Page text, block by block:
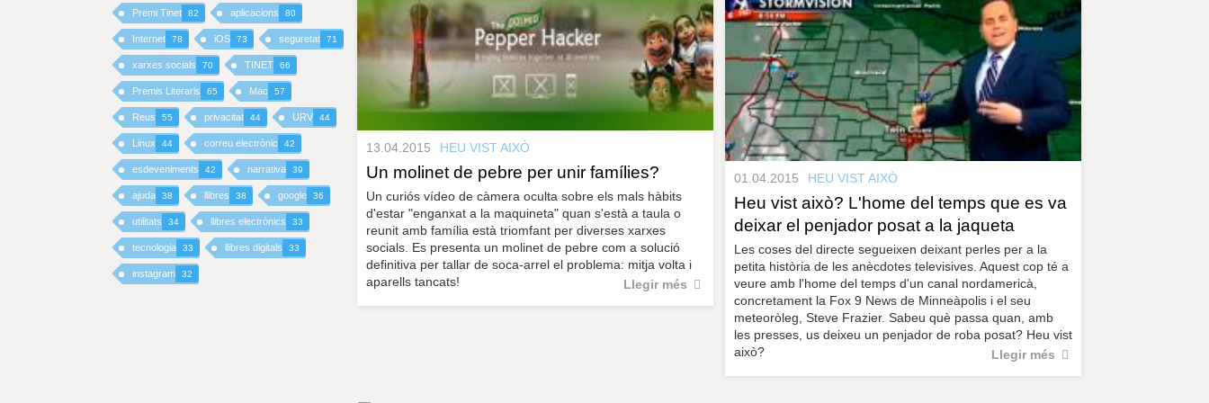
r
a
u
l
e
c
l
I
N
C
I
P
A
L
13.04.2015 HEU VIST AIXÒ
Un molinet de pebre per unir famílies?
Un curiós vídeo de càmera oculta sobre els mals hàbits
d'estar "enganxat a la maquineta" quan s'està a taula o
reunit amb família està triomfant per diverses xarxes
socials. Es presenta un molinet de pebre com a solució
definitiva per tallar de soca-arrel el problema: mitja volta i
aparells tancats!
Llegir més
01.04.2015 HEU VIST AIXÒ
Heu vist això? L'home del temps que es va
deixar el penjador posat a la jaqueta
Les coses del directe segueixen deixant perles per a la
petita història de les anècdotes televisives. Aquest cop té a
veure amb l'home del temps d'un canal nordamericà,
concretament la Fox 9 News de Minneàpolis i el seu
meteoròleg, Steve Frazier. Sabeu què passa quan, amb
les presses, us deixeu un penjador de roba posat? Heu vist
això?
Llegir més
Premi Tinet 82 aplicacions 80
Internet 78 iOS 73 seguretat 71
xarxes socials 70 TINET 66
Premis Literaris 65 Mac 57
Reus 55 privacitat 44 URV 44
Linux 44 correu electrònic 42
esdeveniments 42 narrativa 39
ajuda 38 llibres 38 google 36
utilitats 34 llibres electrònics 33
tecnologia 33 llibres digitals 33
instagram 32